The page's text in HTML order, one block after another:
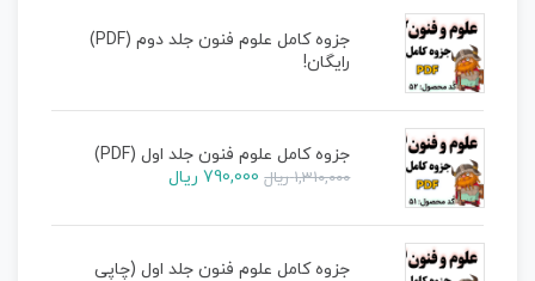
جزوه کامل علوم فنون جلد دوم (PDF)
رایگان!
جزوه کامل علوم فنون جلد اول (PDF)
1,310,000 ریال 790,000 ریال
جزوه کامل علوم فنون جلد اول (چاپی